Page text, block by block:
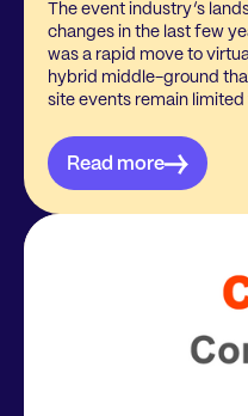
The event industry’s
changes in the last few
was a rapid move to
hybrid middle-ground
site events remain
little extra cost?
Read more